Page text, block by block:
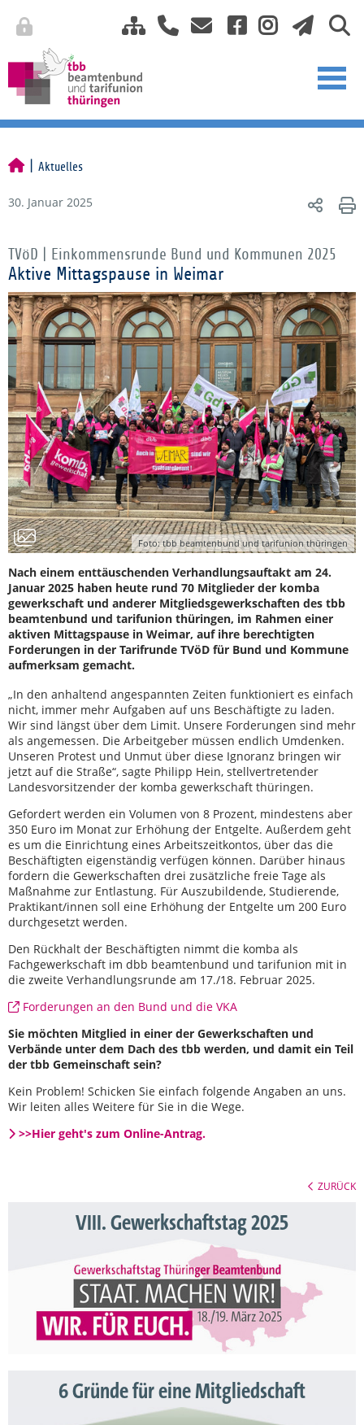
Aktuelles
30. Januar 2025
TVöD | Einkommensrunde Bund und Kommunen 2025
Aktive Mittagspause in Weimar
Foto: tbb beamtenbund und tarifunion thüringen
Nach einem enttäuschenden Verhandlungsauftakt am 24.
Januar 2025 haben heute rund 70 Mitglieder der komba
gewerkschaft und anderer Mitgliedsgewerkschaften des tbb
beamtenbund und tarifunion thüringen, im Rahmen einer
aktiven Mittagspause in Weimar, auf ihre berechtigten
Forderungen in der Tarifrunde TVöD für Bund und Kommune
aufmerksam gemacht.
„In den anhaltend angespannten Zeiten funktioniert es einfach
nicht, immer mehr Aufgaben auf uns Beschäftigte zu laden.
Wir sind längst über dem Limit. Unsere Forderungen sind mehr
als angemessen. Die Arbeitgeber müssen endlich Umdenken.
Unseren Protest und Unmut über diese Ignoranz bringen wir
jetzt auf die Straße“, sagte Philipp Hein, stellvertretender
Landesvorsitzender der komba gewerkschaft thüringen.
Gefordert werden ein Volumen von 8 Prozent, mindestens aber
350 Euro im Monat zur Erhöhung der Entgelte. Außerdem geht
es um die Einrichtung eines Arbeitszeitkontos, über das die
Beschäftigten eigenständig verfügen können. Darüber hinaus
fordern die Gewerkschaften drei zusätzliche freie Tage als
Maßnahme zur Entlastung. Für Auszubildende, Studierende,
Praktikant/innen soll eine Erhöhung der Entgelte um 200 Euro
durchgesetzt werden.
Den Rückhalt der Beschäftigten nimmt die komba als
Fachgewerkschaft im dbb beamtenbund und tarifunion mit in
die zweite Verhandlungsrunde am 17./18. Februar 2025.
Forderungen an den Bund und die VKA
Sie möchten Mitglied in einer der Gewerkschaften und
Verbände unter dem Dach des tbb werden, und damit ein Teil
der tbb Gemeinschaft sein?
Kein Problem! Schicken Sie einfach folgende Angaben an uns.
Wir leiten alles Weitere für Sie in die Wege.
>>Hier geht's zum Online-Antrag.
ZURÜCK
VIII. Gewerkschaftstag 2025
6 Gründe für eine Mitgliedschaft